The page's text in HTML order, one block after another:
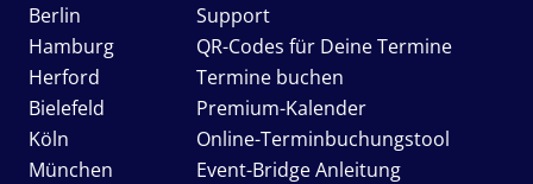
Berlin
Hamburg
Herford
Bielefeld
Köln
München
Support
QR-Codes für Deine Termine
Termine buchen
Premium-Kalender
Online-Terminbuchungstool
Event-Bridge Anleitung